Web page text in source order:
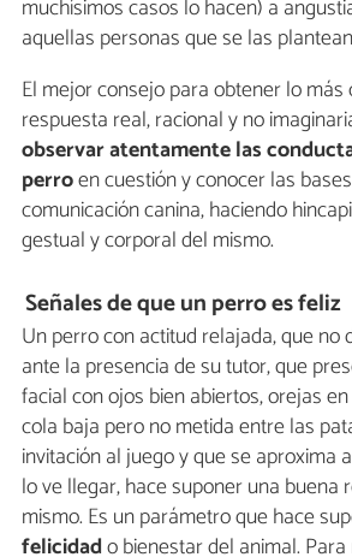
muchísimos casos lo hacen) a
aquellas personas que se las
El mejor consejo para obtener lo más
respuesta real, racional y no
observar atentamente las
perroen cuestión y conocer las
comunicación canina, haciendo
gestual y corporal del mismo.
Señales de que un perro es feliz
Un perro con actitud relajada, que
ante la presencia de su tutor, que
facial con ojos bien abiertos, orejas
cola baja pero no metida entre las
invitación al juego y que se aproxima
lo ve llegar, hace suponer una buena
mismo. Es un parámetro que hace
felicidado bienestar del animal.